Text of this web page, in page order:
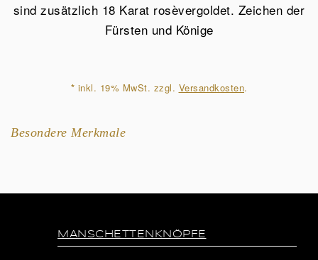
rosèvergoldet
sind zusätzlich 18 Karat rosèvergoldet. Zeichen der
Fürsten und Könige
* inkl. 19% MwSt. zzgl. Versandkosten.
Besondere Merkmale
MANSCHETTENKNÖPFE